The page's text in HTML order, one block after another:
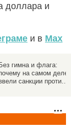
доллара и
и в Max
Как эскалация США в
Иране отразится на
России и Украине.